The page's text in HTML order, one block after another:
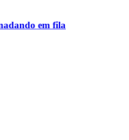
em fila